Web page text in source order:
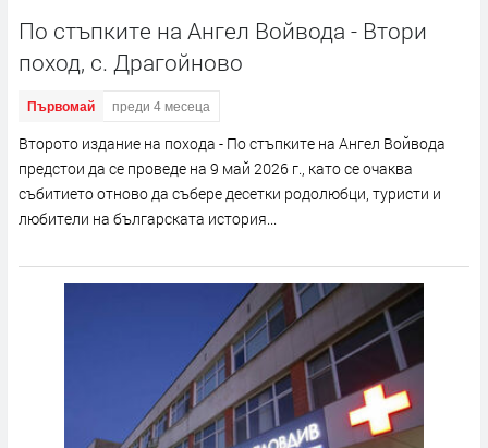
По стъпките на Ангел Войвода - Втори
поход, с. Драгойново
Първомай преди 4 месеца
Второто издание на похода - По стъпките на Ангел Войвода
предстои да се проведе на 9 май 2026 г., като се очаква
събитието отново да събере десетки родолюбци, туристи и
любители на българската история...